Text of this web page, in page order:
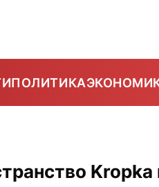
ПОЛИТИКА